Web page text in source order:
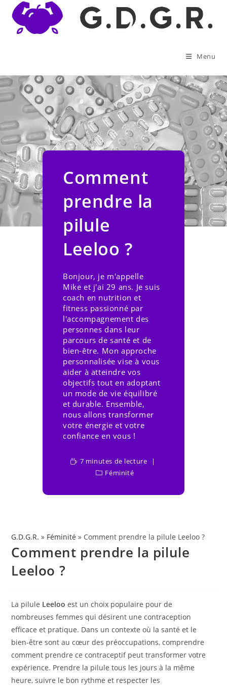
content
Menu
Comment
prendre la
pilule
Leeloo ?
Bonjour, je m'appelle
Mike et j'ai 29 ans. Je suis
coach en nutrition et
fitness passionné par
l'accompagnement des
personnes dans leur
parcours de santé et de
bien-être. Mon approche
personnalisée vise à vous
aider à atteindre vos
objectifs tout en adoptant
un mode de vie équilibré
et durable. Ensemble,
nous allons transformer
votre énergie et votre
confiance en vous !
7 minutes de lecture
Féminité
G.D.G.R. » Féminité » Comment prendre la pilule Leeloo ?
Comment prendre la pilule
Leeloo ?
La pilule Leeloo est un choix populaire pour de
nombreuses femmes qui désirent une contraception
efficace et pratique. Dans un contexte où la santé et le
bien-être sont au cœur des préoccupations, comprendre
comment prendre ce contraceptif peut transformer votre
expérience. Prendre la pilule tous les jours à la même
heure, suivre le bon rythme et respecter les